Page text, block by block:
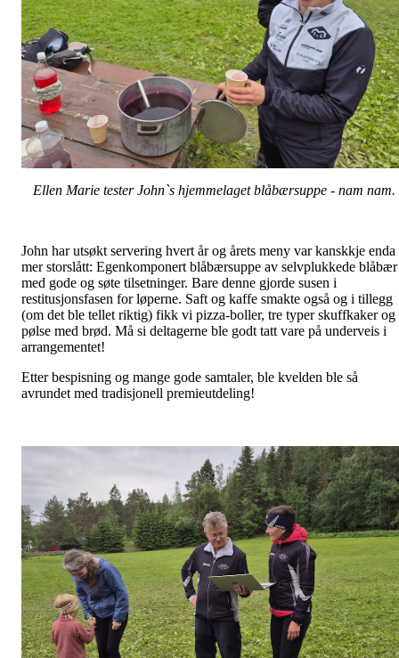
Ellen Marie tester John`s hjemmelaget blåbærsuppe - nam nam.
John har utsøkt servering hvert år og årets meny var kanskkje enda
mer storslått: Egenkomponert blåbærsuppe av selvplukkede blåbær
med gode og søte tilsetninger. Bare denne gjorde susen i
restitusjonsfasen for løperne. Saft og kaffe smakte også og i tillegg
(om det ble tellet riktig) fikk vi pizza-boller, tre typer skuffkaker og
pølse med brød. Må si deltagerne ble godt tatt vare på underveis i
arrangementet!
Etter bespisning og mange gode samtaler, ble kvelden ble så
avrundet med tradisjonell premieutdeling!